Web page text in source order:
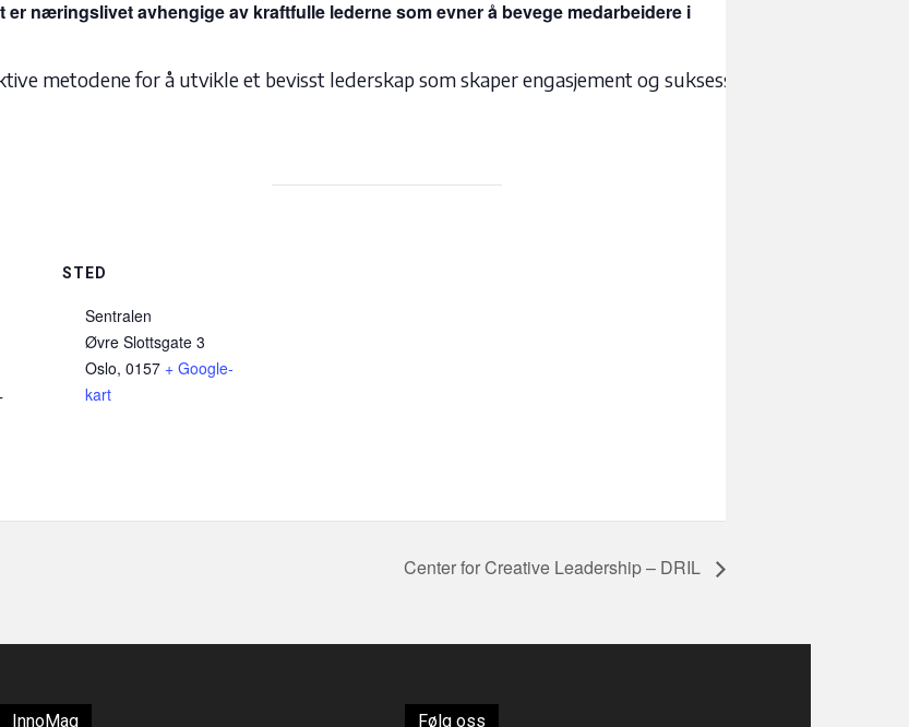
næringslivet avhengige av kraftfulle lederne som evner å bevege medarbeidere i
metodene for å utvikle et bevisst lederskap som skaper engasjement og suksess.
STED
Sentralen
Øvre Slottsgate 3
Oslo, 0157 + Google-
kart
Center for Creative Leadership – DRIL
InnoMag Følg oss